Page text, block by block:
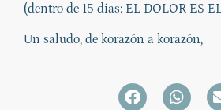
(dentro de 15 días: EL DOLOR ES
Un saludo, de korazón a korazón,